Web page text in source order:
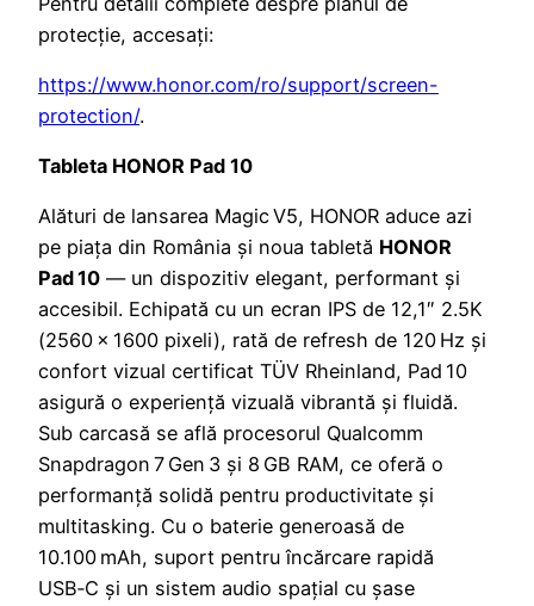
protecție, accesați:
https://www.honor.com/ro/support/screen-
protection/.
Tableta HONOR Pad 10
Alături de lansarea Magic V5, HONOR aduce azi
pe piața din România și noua tabletă HONOR
Pad 10 — un dispozitiv elegant, performant și
accesibil. Echipată cu un ecran IPS de 12,1″ 2.5K
(2560 x 1600 pixeli), rată de refresh de 120 Hz și
confort vizual certificat TÜV Rheinland, Pad 10
asigură o experiență vizuală vibrantă și fluidă.
Sub carcasă se află procesorul Qualcomm
Snapdragon 7 Gen 3 și 8 GB RAM, ce oferă o
performanță solidă pentru productivitate și
multitasking. Cu o baterie generoasă de
10.100 mAh, suport pentru încărcare rapidă
USB‑C și un sistem audio spațial cu șase